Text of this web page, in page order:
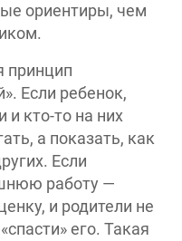
ориентиры, чем
принцип
Если ребенок,
и кто-то на них
а показать, как
Если
работу —
и родители не
его. Такая